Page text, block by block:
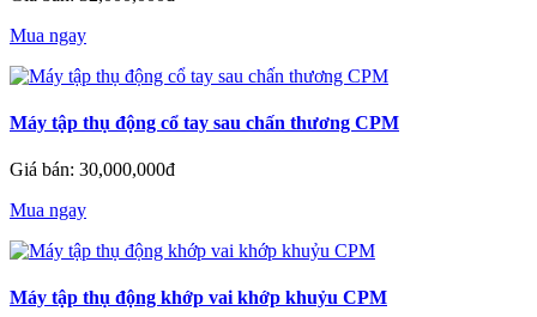
Mua ngay
Máy tập thụ động cổ tay sau chấn thương CPM
Giá bán: 30,000,000đ
Mua ngay
Máy tập thụ động khớp vai khớp khuỷu CPM